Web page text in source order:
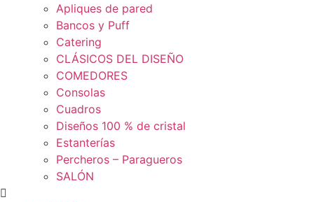
Apliques de pared
Bancos y Puff
Catering
CLÁSICOS DEL DISEÑO
COMEDORES
Consolas
Cuadros
Diseños 100 % de cristal
Estanterías
Percheros – Paragueros
SALÓN